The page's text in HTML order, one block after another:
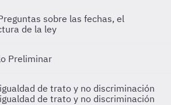
sobre las fechas, el
de la ley
Preliminar
de trato y no discriminación
de trato y no discriminación